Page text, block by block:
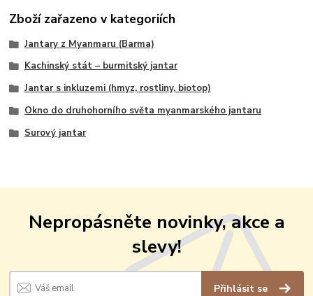
Zboží zařazeno v kategoriích
Jantary z Myanmaru (Barma)
Kachinský stát – burmitský jantar
Jantar s inkluzemi (hmyz, rostliny, biotop)
Okno do druhohorního světa myanmarského jantaru
Surový jantar
Nepropásněte novinky, akce a
slevy!
Přihlásit se